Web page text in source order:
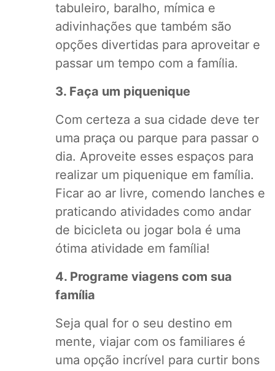
tabuleiro, baralho, mímica e
adivinhações que também são
opções divertidas para aproveitar e
passar um tempo com a família.
3. Faça um piquenique
Com certeza a sua cidade deve ter
uma praça ou parque para passar o
dia. Aproveite esses espaços para
realizar um piquenique em família.
Ficar ao ar livre, comendo lanches e
praticando atividades como andar
de bicicleta ou jogar bola é uma
ótima atividade em família!
4. Programe viagens com sua
família
Seja qual for o seu destino em
mente, viajar com os familiares é
uma opção incrível para curtir bons